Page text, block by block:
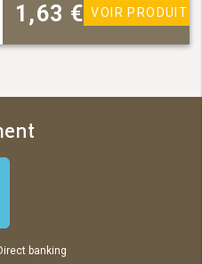
1,63 € VOIR PRODUIT
banking